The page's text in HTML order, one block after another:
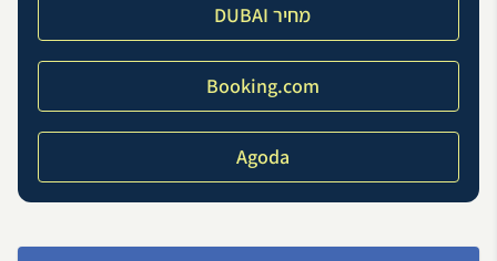
מחיר DUBAI
Booking.com
Agoda